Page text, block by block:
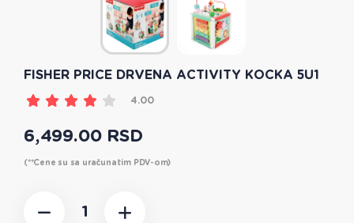
FISHER PRICE DRVENA ACTIVITY KOCKA 5U1
4.00
6,499.00 RSD
(**Cene su sa uračunatim PDV-om)